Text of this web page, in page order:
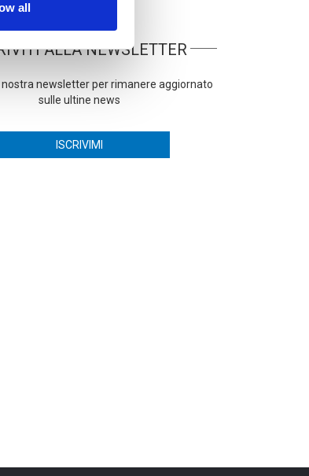
all
ALLA NEWSLETTER
nostra newsletter per rimanere aggiornato
sulle ultine news